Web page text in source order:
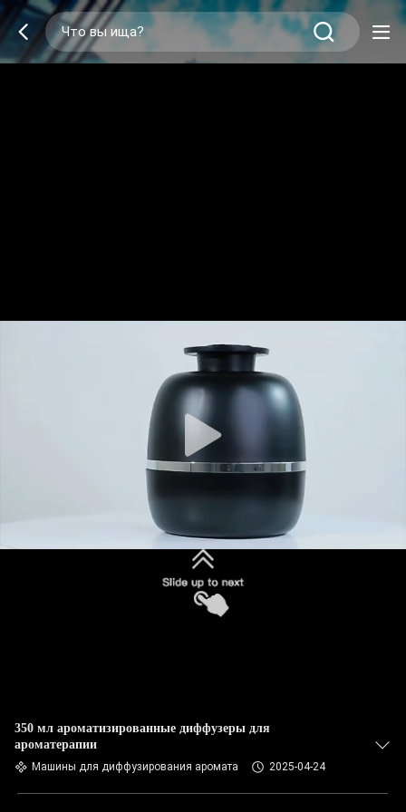
350 мл ароматизированные диффузеры для
ароматерапии
Машины для диффузирования аромата 2025-04-24